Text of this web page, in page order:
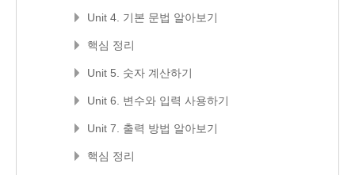
Unit 4. 기본 문법 알아보기
핵심 정리
Unit 5. 숫자 계산하기
Unit 6. 변수와 입력 사용하기
Unit 7. 출력 방법 알아보기
핵심 정리